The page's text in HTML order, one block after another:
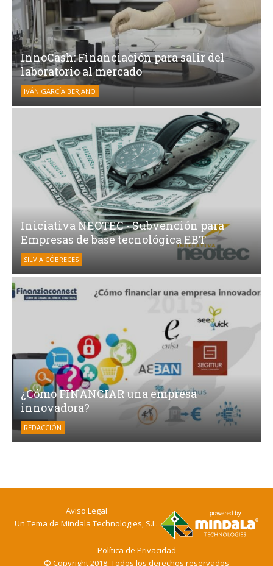
InnoCash: Financiación para salir del
laboratorio al mercado
IVÁN GARCÍA BERJANO
Iniciativa NEOTEC - Subvención para
Empresas de base tecnológica EBT
SILVIA CÓBRECES
¿Cómo FINANCIAR una empresa
innovadora?
REDACCIÓN
Aviso Legal
Un Tema de Mindala Technologies, S.L.
Política de Privacidad
© Copyright 2018. Todos los derechos reservados